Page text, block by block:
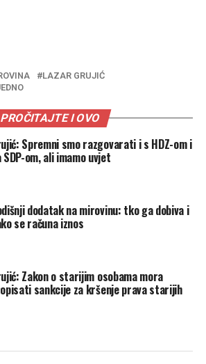
LAZAR GRUJIĆ
PROČITAJTE I OVO
Spremni smo razgovarati i s HDZ-om i
SDP-om, ali imamo uvjet
dodatak na mirovinu: tko ga dobiva i
se računa iznos
Zakon o starijim osobama mora
sankcije za kršenje prava starijih